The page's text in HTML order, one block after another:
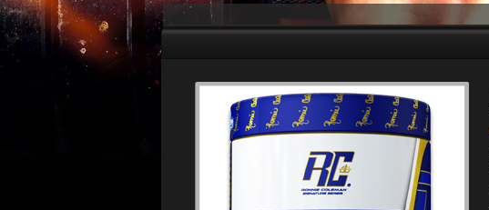
این وب سایت جهت اطلاع رسانی و